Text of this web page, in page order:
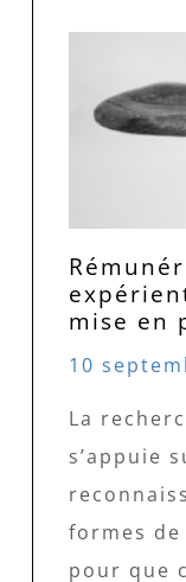
mise en
10
La
s’appuie
formes de
pour que